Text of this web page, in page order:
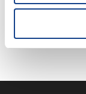
2.10.